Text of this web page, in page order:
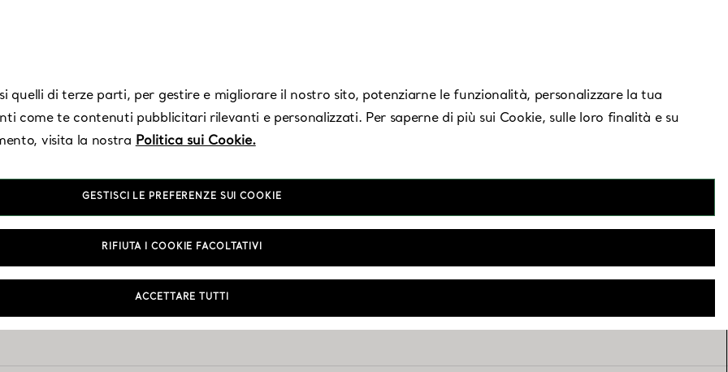
Plaza Senayan
Aperto oggi fino alle 22:00
quelli di terze parti, per gestire e migliorare il nostro sito, potenziarne le funzionalità, personalizzare la tua
come te contenuti pubblicitari rilevanti e personalizzati. Per saperne di più sui Cookie, sulle loro finalità e su
visita la nostra Politica sui Cookie.
GESTISCI LE PREFERENZE SUI COOKIE
RIFIUTA I COOKIE FACOLTATIVI
ACCETTARE TUTTI